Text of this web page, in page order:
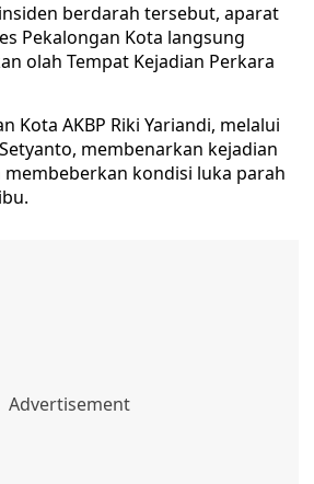
berdarah tersebut, aparat
Pekalongan Kota langsung
olah Tempat Kejadian Perkara
Kota AKBP Riki Yariandi, melalui
membenarkan kejadian
kondisi luka parah